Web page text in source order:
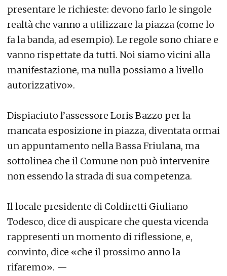
presentare le richieste: devono farlo le singole
realtà che vanno a utilizzare la piazza (come lo
fa la banda, ad esempio). Le regole sono chiare e
vanno rispettate da tutti. Noi siamo vicini alla
manifestazione, ma nulla possiamo a livello
autorizzativo».
Dispiaciuto l’assessore Loris Bazzo per la
mancata esposizione in piazza, diventata ormai
un appuntamento nella Bassa Friulana, ma
sottolinea che il Comune non può intervenire
non essendo la strada di sua competenza.
Il locale presidente di Coldiretti Giuliano
Todesco, dice di auspicare che questa vicenda
rappresenti un momento di riflessione, e,
convinto, dice «che il prossimo anno la
rifaremo». —